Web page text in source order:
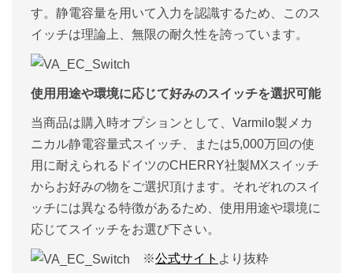
す。静電容量を用いて入力を認識するため、このス
イッチは理論上、無限の耐久性を誇っています。
使用用途や環境に応じて好みのスイッチを選択可能
当商品は購入時オプションとして、Varmilo製メカ
ニカル静電容量式スイッチ、または5,000万回の使
用に耐えられるドイツのCHERRY社製MXスイッチ
からお好みの物をご選択頂けます。それぞれのスイ
ッチには異なる特徴があるため、使用用途や環境に
応じてスイッチをお選び下さい。
※公式サイト より抜粋